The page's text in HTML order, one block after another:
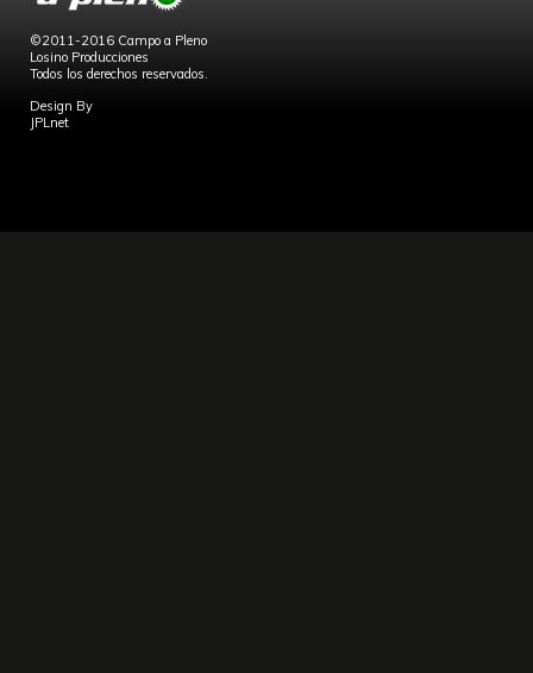
©2011-2016 Campo a Pleno
Losino Producciones
Todos los derechos reservados.
Design By
JPLnet